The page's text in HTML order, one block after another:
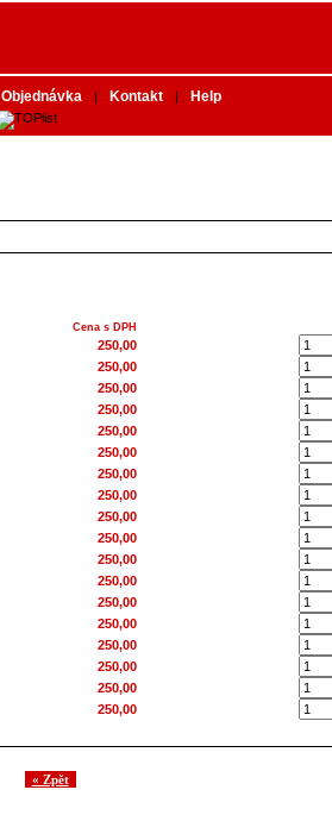
Objednávka | Kontakt | Help
Cena s DPH
250,00
250,00
250,00
250,00
250,00
250,00
250,00
250,00
250,00
250,00
250,00
250,00
250,00
250,00
250,00
250,00
250,00
250,00